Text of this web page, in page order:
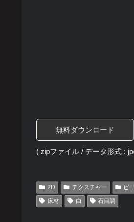
無料ダウンロード
( zipファイル / データ形式 :
2D テクスチャー ビ
床材
白 石目調